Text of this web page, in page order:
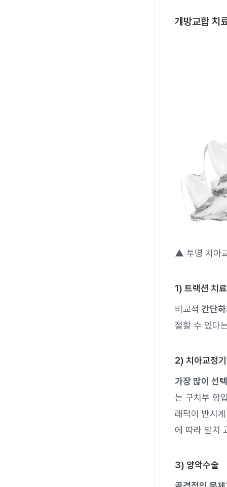
개방교합 치
▲ 투명 치아
1) 트랙션 치료
비교적 간단
절할 수 있다
2) 치아교정
가장 많이 선
는 구치부 함
래턱이 반시
에 따라 발치
3) 양악수술